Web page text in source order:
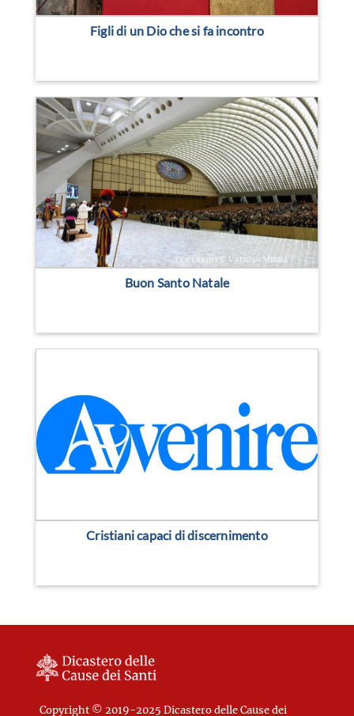
Figli di un Dio che si fa incontro
Buon Santo Natale
Cristiani capaci di discernimento
Copyright © 2019-2025 Dicastero delle Cause dei